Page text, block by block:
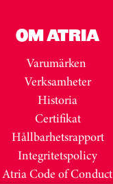
OM ATRIA
Varumärken
Verksamheter
Historia
Certifikat
Hållbarhetsrapport
Integritetspolicy
Atria Code of Conduct